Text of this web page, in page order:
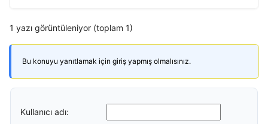
1 yazı görüntüleniyor (toplam 1)
Bu konuyu yanıtlamak için giriş yapmış olmalısınız.
Kullanıcı adı: